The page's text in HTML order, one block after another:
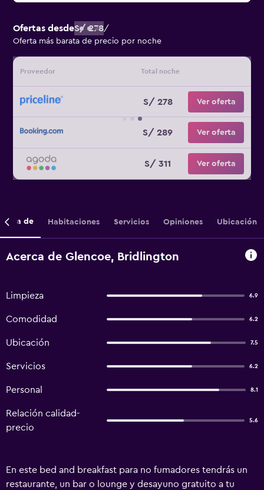
Ofertas desdeS/ 278/
Oferta más barata de precio por noche
Proveedor Total noche
S/ 278 Ver oferta
S/ 289 Ver oferta
S/ 311 Ver oferta
de Habitaciones Servicios Opiniones Ubicación
Acerca de Glencoe, Bridlington
Limpieza 6.9
Comodidad 6.2
Ubicación 7.5
Servicios 6.2
Personal 8.1
Relación calidad-
precio
5.6
En este bed and breakfast para no fumadores tendrás un
restaurante, un bar o lounge y desayuno gratuito a tu